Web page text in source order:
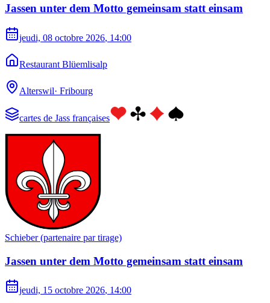
Jassen unter dem Motto gemeinsam statt einsam
jeudi, 08 octobre 2026, 14:00
Restaurant Blüemlisalp
Alterswil· Fribourg
cartes de Jass françaises
Schieber (partenaire par tirage)
Jassen unter dem Motto gemeinsam statt einsam
jeudi, 15 octobre 2026, 14:00